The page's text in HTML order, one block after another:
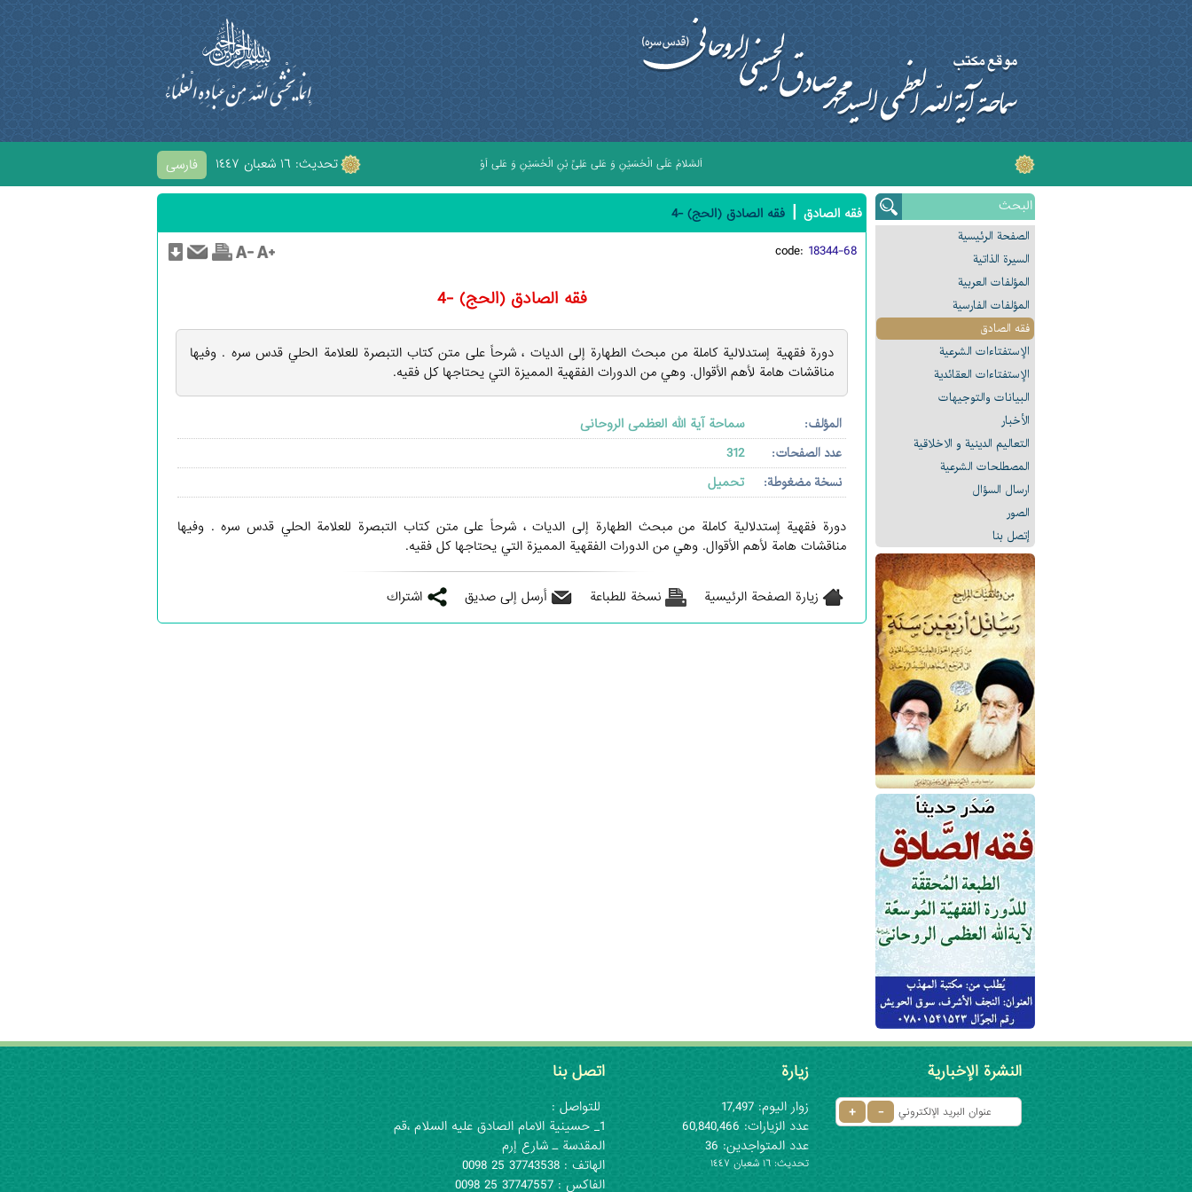
فارسی تحديث: ١٦ شعبان ١٤٤٧ اَلسَّلامُ عَلَى الْحُسَيْنِ وَ عَلى عَلِىِّ بْنِ الْحُسَيْنِ وَ عَلى اَوْلادِ الْحُسَيْنِ وَ عَلى اَصْحابِ الْحُسَيْنِ
الصفحة الرئیسیة
السیرة الذاتیة
المؤلفات العربیة
المؤلفات الفارسیة
فقه الصادق
الإستفتاءات الشرعیة
الإستفتاءات العقائدیة
البیانات والتوجيهات
الأخبار
التعالیم الدینیة و الاخلاقیة
المصطلحات الشرعیة
ارسال السؤال
الصور
إتصل بنا
فقه الصادق | فقه الصادق (الحج) -4
code: 18344-68
فقه الصادق (الحج) -4
دورة فقهية إستدلالية كاملة من مبحث الطهارة إلى الديات ، شرحاً على متن كتاب التبصرة للعلامة الحلي قدس سره . وفيها
مناقشات هامة لأهم الأقوال. وهي من الدورات الفقهية المميزة التي يحتاجها كل فقيه.
المؤلف:
سماحة آیة الله العظمی الروحانی
عدد الصفحات:
312
نسخة مضغوطة:
تحميل
دورة فقهية إستدلالية كاملة من مبحث الطهارة إلى الديات ، شرحاً على متن كتاب التبصرة للعلامة الحلي قدس سره . وفيها
مناقشات هامة لأهم الأقوال. وهي من الدورات الفقهية المميزة التي يحتاجها كل فقيه.
زيارة الصفحة الرئيسية نسخة للطباعة أرسل إلى صديق اشتراك
النشرة الإخبارية زيارة
زوار اليوم: 17,497
عدد الزيارات: 60,840,466
عدد المتواجدين: 36
تحديث: ١٦ شعبان ١٤٤٧
اتصل بنا
للتواصل :
1_ حسينية الامام الصادق عليه السلام ،قم
المقدسة ـ شارع إرم
الهاتف : 37743538 25 0098
الفاكس : 37747557 25 0098